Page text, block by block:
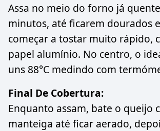
Assa no meio do forno já
minutos, até ficarem dourados
começar a tostar muito rápido,
papel alumínio. No centro, o
uns 88°C medindo com
Final De Cobertura:
Enquanto assam, bate o queijo
manteiga até ficar aerado,